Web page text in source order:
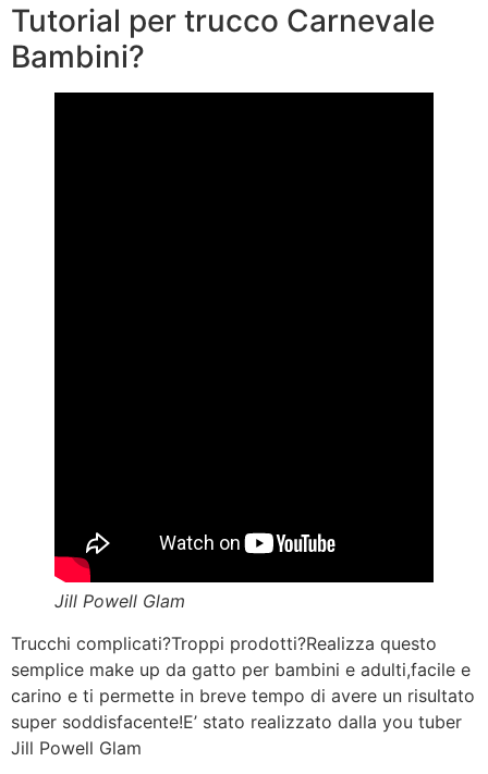
Tutorial per trucco Carnevale
Bambini?
Jill Powell Glam
Trucchi complicati?Troppi prodotti?Realizza questo
semplice make up da gatto per bambini e adulti,facile e
carino e ti permette in breve tempo di avere un risultato
super soddisfacente!E’ stato realizzato dalla you tuber
Jill Powell Glam